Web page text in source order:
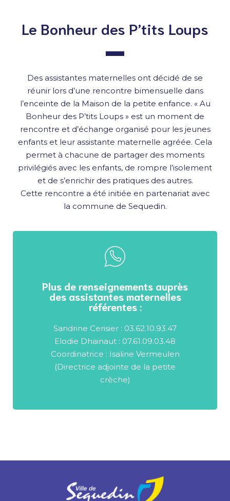
Le Bonheur des P’tits Loups
Des assistantes maternelles ont décidé de se
réunir lors d’une rencontre bimensuelle dans
l’enceinte de la Maison de la petite enfance. « Au
Bonheur des P’tits Loups » est un moment de
rencontre et d’échange organisé pour les jeunes
enfants et leur assistante maternelle agréée. Cela
permet à chacune de partager des moments
privilégiés avec les enfants, de rompre l’isolement
et de s’enrichir des pratiques des autres.
Cette rencontre a été initiée en partenariat avec
la commune de Sequedin.
Plus de renseignements auprès
des assistantes maternelles
référentes :
Sandrine Cerisier : 03.62.10.93.47
Elodie Dhainaut : 07.61.09.03.48
Coordinatrice : Isaline Vermeulen
(Directrice adjointe de la petite
crèche)